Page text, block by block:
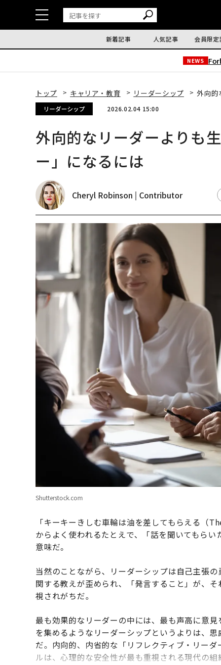
新着記事 人気記事 会員限定
NEWS
トップ キャリア・教育 リーダーシップ 外向的
リーダーシップ 2026.02.04 15:00
外向的なリーダーよりも
ー」になるには
Cheryl Robinson | Contributor
Shutterstock.com
「キーキーきしむ車輪は油を差してもらえる
からよく使われるたとえで、「話を聞いてもら
意味だ。
当然のことながら、リーダーシップは自己主張
関する教えが歪められ、「発言すること」が、
視されがちだ。
最も効果的なリーダーの中には、最も声高に意
を集めるようなリーダーシップというよりは、
だ。内向的、内省的な「リフレクティブ・リー
ルは、心理的な安全性が最も重視される現代の